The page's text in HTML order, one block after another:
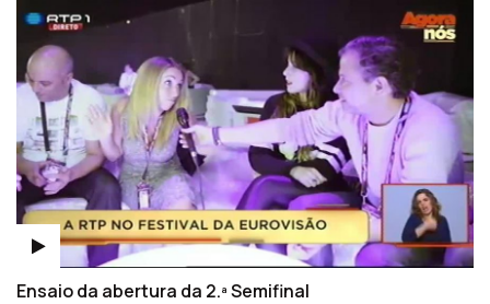
Ensaio da abertura da 2.ª Semifinal